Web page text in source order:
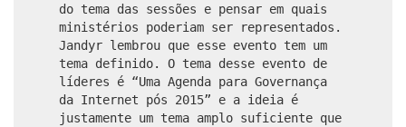
do tema das sessões e pensar em quais
ministérios poderiam ser representados.
Jandyr lembrou que esse evento tem um
tema definido. O tema desse evento de
líderes é “Uma Agenda para Governança
da Internet pós 2015” e a ideia é
justamente um tema amplo suficiente que